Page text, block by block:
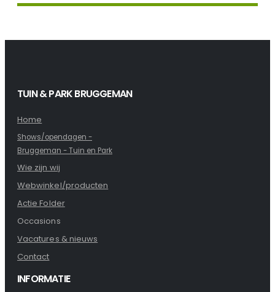
TUIN & PARK BRUGGEMAN
Home
Shows/opendagen -
Bruggeman - Tuin en Park
Wie zijn wij
Webwinkel/producten
Actie Folder
Occasions
Vacatures & nieuws
Contact
INFORMATIE